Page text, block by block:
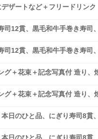
ザートなど＋フリードリンク
司12貫、黒毛和牛手巻き寿司
司12貫、黒毛和牛手巻き寿司
グ＋花束＋記念写真付 造り、
グ＋花束＋記念写真付 造り、
日のひと品、にぎり寿司8貫